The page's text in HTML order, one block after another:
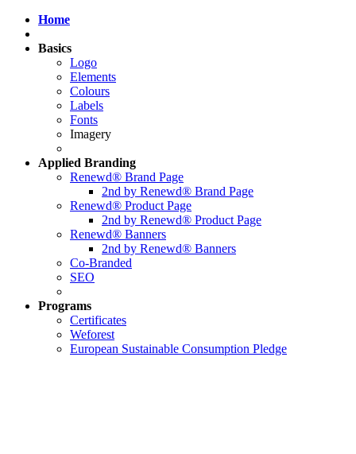
Home
Basics
Logo
Elements
Colours
Labels
Fonts
Imagery
Applied Branding
Renewd® Brand Page
2nd by Renewd® Brand Page
Renewd® Product Page
2nd by Renewd® Product Page
Renewd® Banners
2nd by Renewd® Banners
Co-Branded
SEO
Programs
Certificates
Weforest
European Sustainable Consumption Pledge